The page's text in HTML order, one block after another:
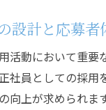
反映した採用戦
線での採用活動事
おけるテクノロ
設計と応募者
活動において重要
社員としての採用
向上が求められま